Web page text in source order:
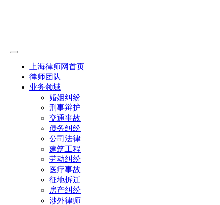
上海律师网首页
律师团队
业务领域
婚姻纠纷
刑事辩护
交通事故
债务纠纷
公司法律
建筑工程
劳动纠纷
医疗事故
征地拆迁
房产纠纷
涉外律师